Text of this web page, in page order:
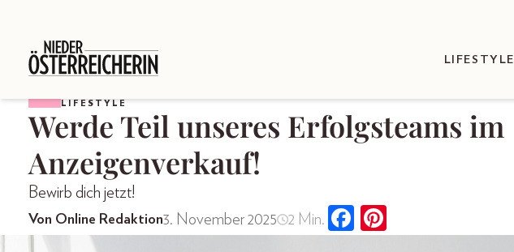
LIFESTYLE
LIFESTYLE
Werde Teil unseres Erfolgsteams im
Anzeigenverkauf!
Bewirb dich jetzt!
Von Online Redaktion3. November 2025 2 Min.